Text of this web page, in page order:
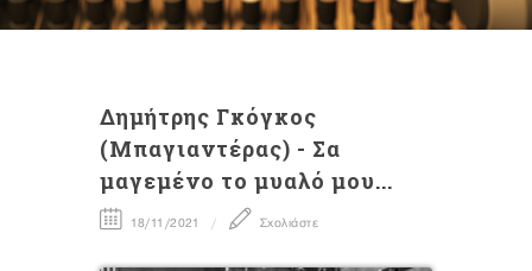
Δημήτρης Γκόγκος
(Μπαγιαντέρας) - Σα
μαγεμένο το μυαλό μου...
18/11/2021 Σχολιάστε